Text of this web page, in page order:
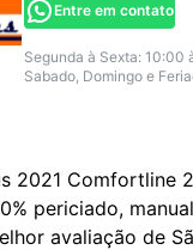
Entre em contato
Segunda à Sexta: 10:00
Sabado, Domingo e
2021 Comfortline
periciado,
avaliação de